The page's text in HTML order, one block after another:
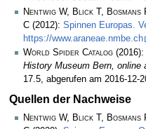
Nentwig W, Blick T,
C (2012): Spinnen Europas.
https://www.araneae.nmbe.ch
World Spider Catalog (2016):
History Museum Bern, online
17.5, abgerufen am 2016-12-
Quellen der Nachweise
Nentwig W, Blick T,